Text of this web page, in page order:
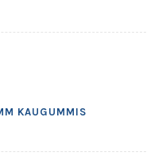
KAUGUMMIS